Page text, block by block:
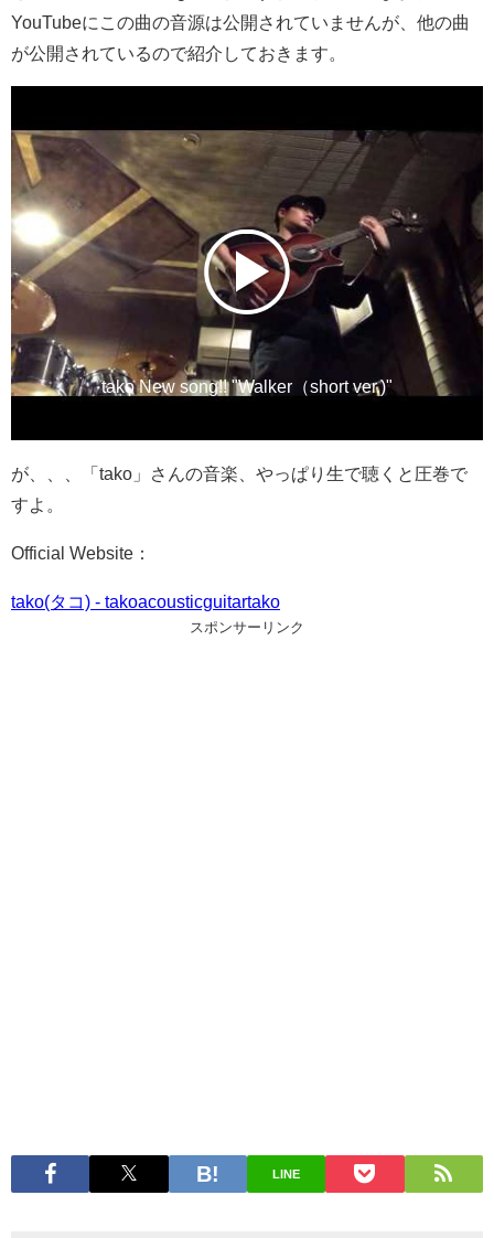
YouTubeにこの曲の音源は公開されていませんが、他の曲
が公開されているので紹介しておきます。
tako New song!! "Walker（short ver.)"
が、、、「tako」さんの音楽、やっぱり生で聴くと圧巻で
すよ。
Official Website：
tako(タコ) - takoacousticguitartako
スポンサーリンク
LINE